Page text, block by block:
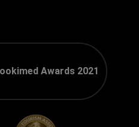
Awards 2021